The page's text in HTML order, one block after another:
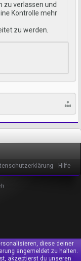
zu verlassen und
Kontrolle mehr
zu werden.
Hilfe
diese deiner
angemeldet zu halten.
akzeptierst du unseren